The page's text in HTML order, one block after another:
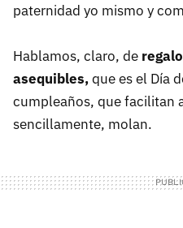
paternidad yo mismo y
Hablamos, claro, de
asequibles,que es el Día
cumpleaños, que facilitan
sencillamente, molan.